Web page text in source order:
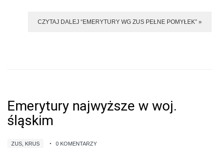
CZYTAJ DALEJ “EMERYTURY WG ZUS PEŁNE POMYŁEK” »
Emerytury najwyższe w woj.
śląskim
ZUS, KRUS 0 KOMENTARZY